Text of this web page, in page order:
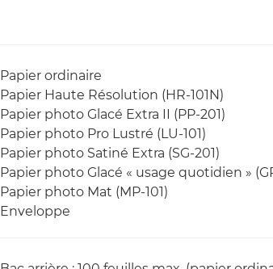
Papier ordinaire
Papier Haute Résolution (HR-101N)
Papier photo Glacé Extra II (PP-201)
Papier photo Pro Lustré (LU-101)
Papier photo Satiné Extra (SG-201)
Papier photo Glacé « usage quotidien »
Papier photo Mat (MP-101)
Enveloppe